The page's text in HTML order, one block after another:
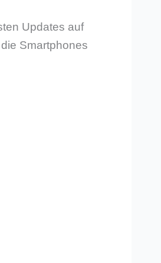
Updates auf
Smartphones